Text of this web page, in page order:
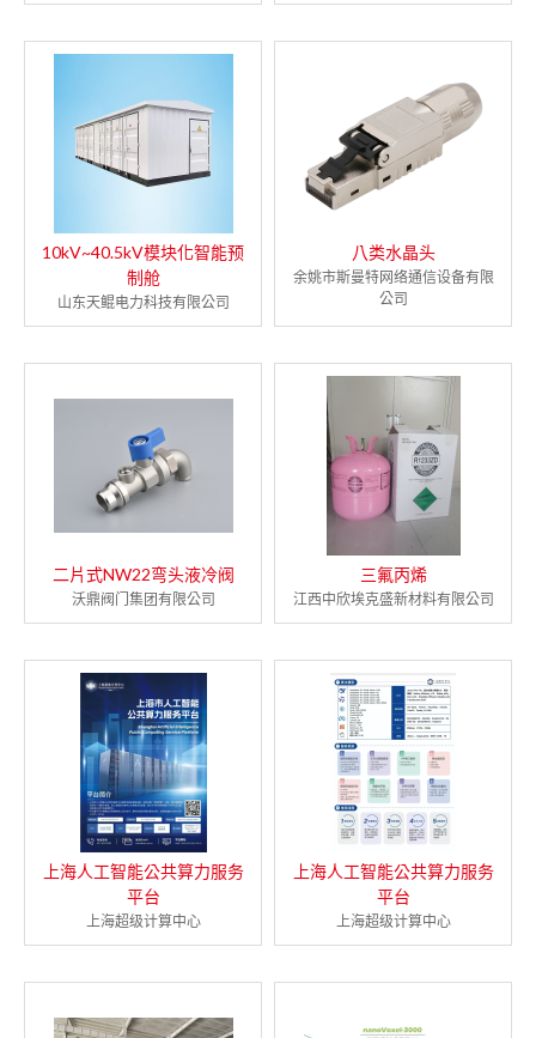
10kV~40.5kV模块化智能预
制舱
山东天鲲电力科技有限公司
八类水晶头
余姚市斯曼特网络通信设备有限
公司
二片式NW22弯头液冷阀
沃鼎阀门集团有限公司
三氟丙烯
江西中欣埃克盛新材料有限公司
上海人工智能公共算力服务
平台
上海超级计算中心
上海人工智能公共算力服务
平台
上海超级计算中心